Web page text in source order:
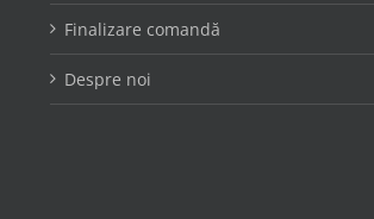
Finalizare comandă
Despre noi